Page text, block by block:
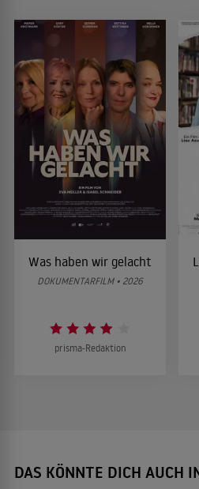
Was haben wir gelacht
DOKUMENTARFILM • 2026
prisma-Redaktion
DAS KÖNNTE DICH AUCH